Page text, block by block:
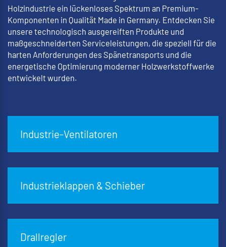
Holzindustrie ein lückenloses Spektrum an Premium-
Komponenten in Qualität Made in Germany. Entdecken Sie
unsere technologisch ausgereiften Produkte und
maßgeschneiderten Serviceleistungen, die speziell für die
harten Anforderungen des Spänetransports und die
energetische Optimierung moderner Holzwerkstoffwerke
entwickelt wurden.
Industrie-Ventilatoren
Industrieklappen & Schieber
Drallregler